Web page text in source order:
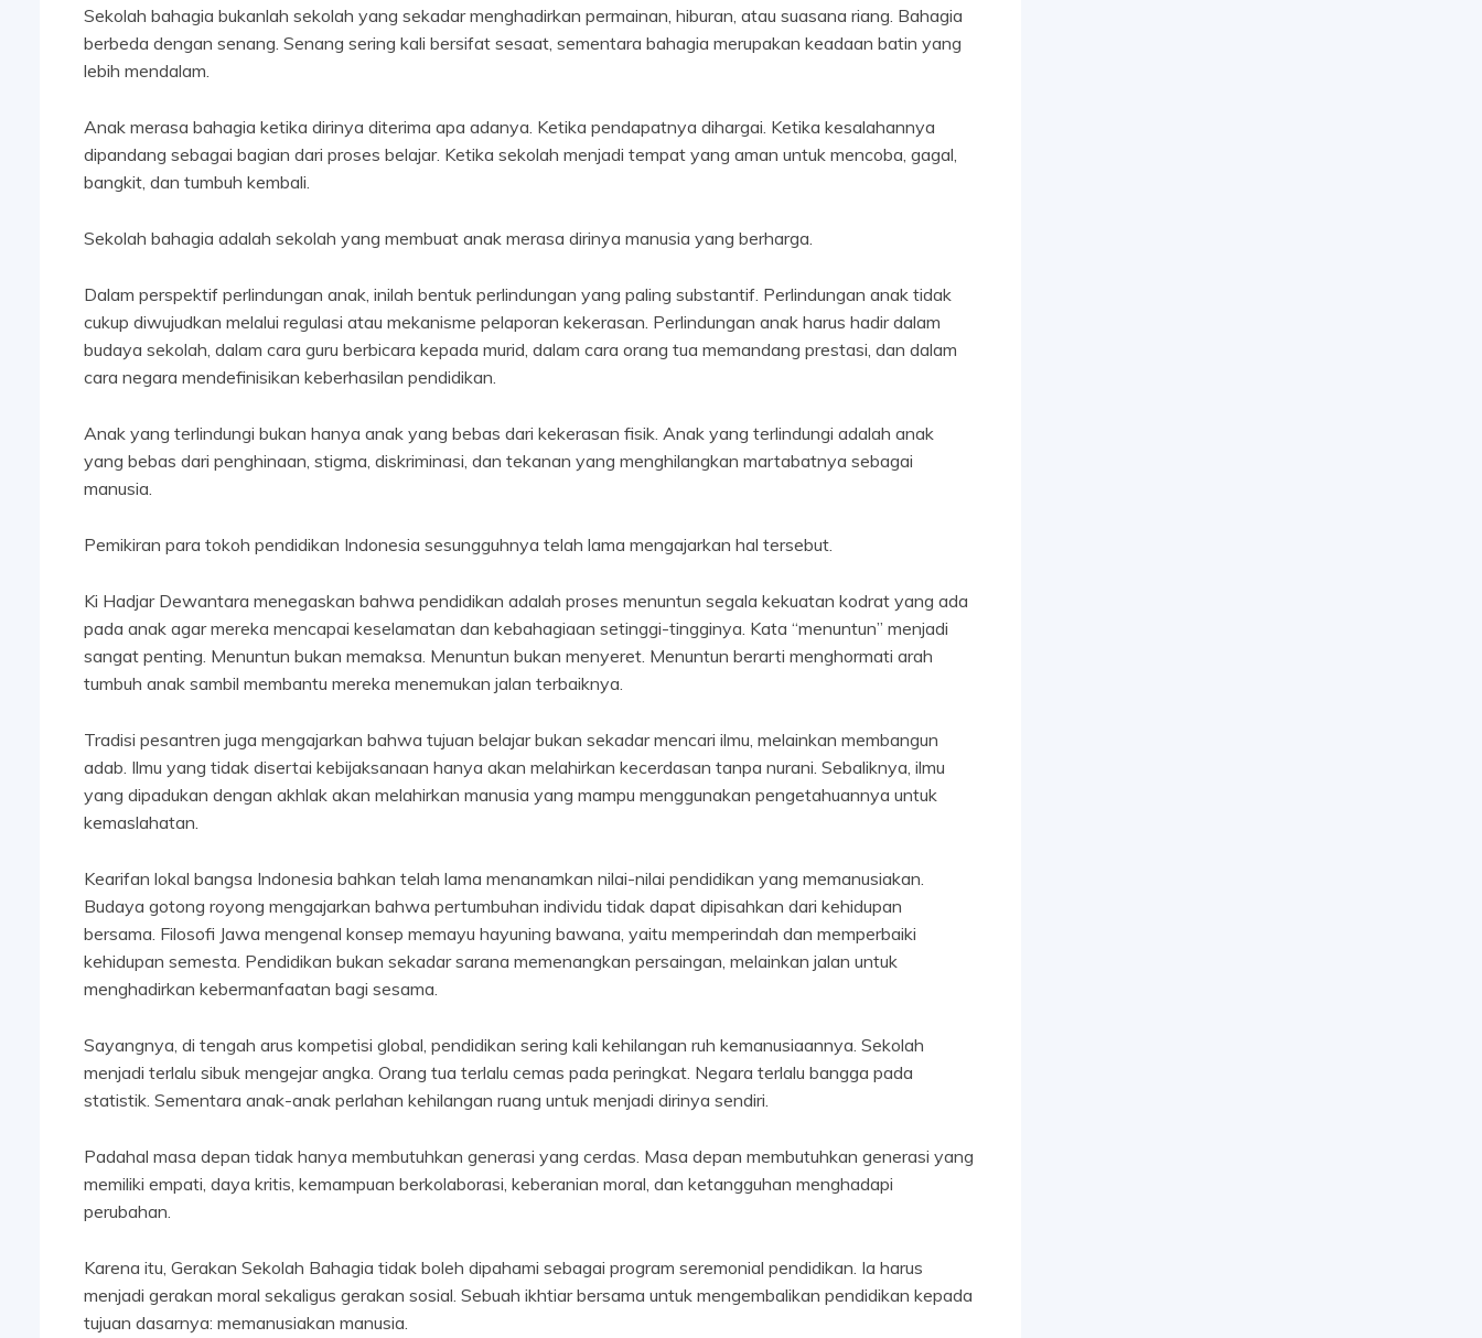
Sekolah bahagia bukanlah sekolah yang sekadar menghadirkan permainan, hiburan, atau suasana riang. Bahagia
berbeda dengan senang. Senang sering kali bersifat sesaat, sementara bahagia merupakan keadaan batin yang
lebih mendalam.
Anak merasa bahagia ketika dirinya diterima apa adanya. Ketika pendapatnya dihargai. Ketika kesalahannya
dipandang sebagai bagian dari proses belajar. Ketika sekolah menjadi tempat yang aman untuk mencoba, gagal,
bangkit, dan tumbuh kembali.
Sekolah bahagia adalah sekolah yang membuat anak merasa dirinya manusia yang berharga.
Dalam perspektif perlindungan anak, inilah bentuk perlindungan yang paling substantif. Perlindungan anak tidak
cukup diwujudkan melalui regulasi atau mekanisme pelaporan kekerasan. Perlindungan anak harus hadir dalam
budaya sekolah, dalam cara guru berbicara kepada murid, dalam cara orang tua memandang prestasi, dan dalam
cara negara mendefinisikan keberhasilan pendidikan.
Anak yang terlindungi bukan hanya anak yang bebas dari kekerasan fisik. Anak yang terlindungi adalah anak
yang bebas dari penghinaan, stigma, diskriminasi, dan tekanan yang menghilangkan martabatnya sebagai
manusia.
Pemikiran para tokoh pendidikan Indonesia sesungguhnya telah lama mengajarkan hal tersebut.
Ki Hadjar Dewantara menegaskan bahwa pendidikan adalah proses menuntun segala kekuatan kodrat yang ada
pada anak agar mereka mencapai keselamatan dan kebahagiaan setinggi-tingginya. Kata “menuntun” menjadi
sangat penting. Menuntun bukan memaksa. Menuntun bukan menyeret. Menuntun berarti menghormati arah
tumbuh anak sambil membantu mereka menemukan jalan terbaiknya.
Tradisi pesantren juga mengajarkan bahwa tujuan belajar bukan sekadar mencari ilmu, melainkan membangun
adab. Ilmu yang tidak disertai kebijaksanaan hanya akan melahirkan kecerdasan tanpa nurani. Sebaliknya, ilmu
yang dipadukan dengan akhlak akan melahirkan manusia yang mampu menggunakan pengetahuannya untuk
kemaslahatan.
Kearifan lokal bangsa Indonesia bahkan telah lama menanamkan nilai-nilai pendidikan yang memanusiakan.
Budaya gotong royong mengajarkan bahwa pertumbuhan individu tidak dapat dipisahkan dari kehidupan
bersama. Filosofi Jawa mengenal konsep memayu hayuning bawana, yaitu memperindah dan memperbaiki
kehidupan semesta. Pendidikan bukan sekadar sarana memenangkan persaingan, melainkan jalan untuk
menghadirkan kebermanfaatan bagi sesama.
Sayangnya, di tengah arus kompetisi global, pendidikan sering kali kehilangan ruh kemanusiaannya. Sekolah
menjadi terlalu sibuk mengejar angka. Orang tua terlalu cemas pada peringkat. Negara terlalu bangga pada
statistik. Sementara anak-anak perlahan kehilangan ruang untuk menjadi dirinya sendiri.
Padahal masa depan tidak hanya membutuhkan generasi yang cerdas. Masa depan membutuhkan generasi yang
memiliki empati, daya kritis, kemampuan berkolaborasi, keberanian moral, dan ketangguhan menghadapi
perubahan.
Karena itu, Gerakan Sekolah Bahagia tidak boleh dipahami sebagai program seremonial pendidikan. Ia harus
menjadi gerakan moral sekaligus gerakan sosial. Sebuah ikhtiar bersama untuk mengembalikan pendidikan kepada
tujuan dasarnya: memanusiakan manusia.